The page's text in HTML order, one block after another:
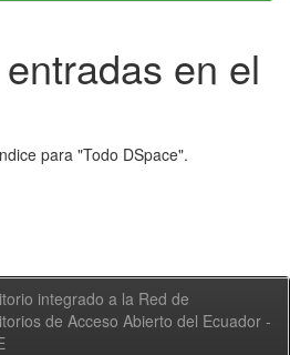
en el
para "Todo DSpace".
integrado a la Red de
de Acceso Abierto del Ecuador -